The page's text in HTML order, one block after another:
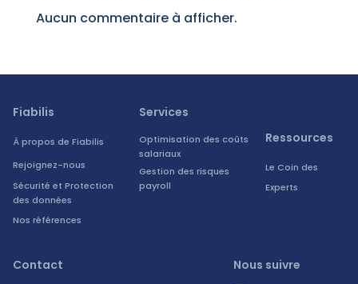
Aucun commentaire à afficher.
Fiabilis
À propos de Fiabilis
Rejoignez-nous
Sécurité et Protection
des données
Nos références
Services
Optimisation des coûts
salariaux
Gestion des risques
payroll
Ressources
Le Coin des
Experts
Contact Nous suivre